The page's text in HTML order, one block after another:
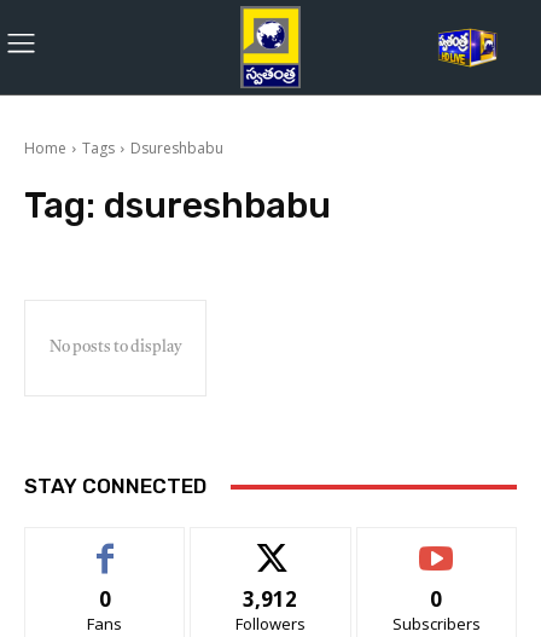
Home Tags Dsureshbabu
Tag: dsureshbabu
No posts to display
STAY CONNECTED
0
Fans
3,912
Followers
0
Subscribers